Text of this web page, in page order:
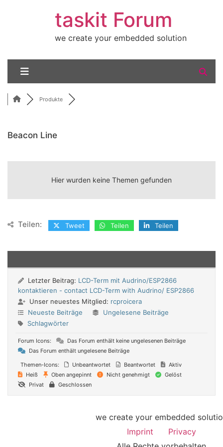
taskit Forum
we create your embedded solution
Produkte
Beacon Line
Hier wurden keine Themen gefunden
Teilen: Tweet Teilen Teilen
Letzter Beitrag: LCD-Term mit Audrino/ESP2866
kontaktieren - contact LCD-Term with Audrino/ ESP2866
Unser neuestes Mitglied: rcproicera
Neueste Beiträge
Ungelesene Beiträge
Schlagwörter
Forum Icons:
Das Forum enthält keine ungelesenen Beiträge
Das Forum enthält ungelesene Beiträge
Themen-Icons:
Unbeantwortet Beantwortet
Aktiv
Heiß
Oben angepinnt Nicht genehmigt
Gelöst
Privat
Geschlossen
we create your embedded
Imprint
Privacy